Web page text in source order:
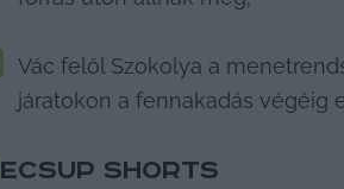
Vác felől Szokolya a
járatokon a fennakadás végéig
ECSUP SHORTS